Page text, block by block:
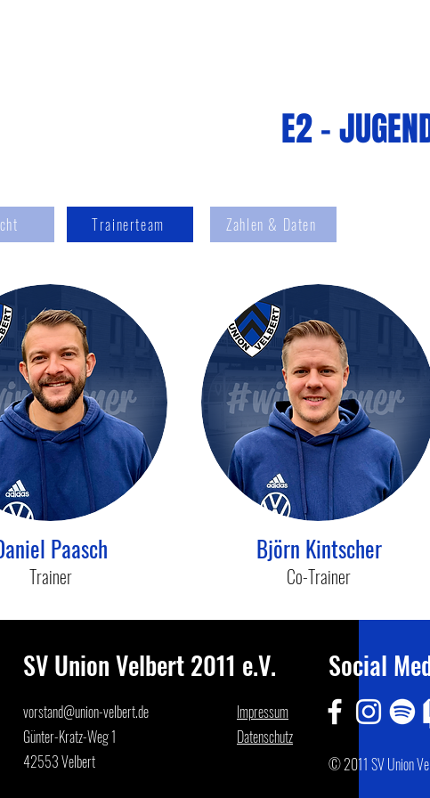
E2 -
Trainerteam Zahlen & Daten
Paasch
Trainer
Björn Kintscher
Co-Trainer
SV Union Velbert 2011 e.V.
vorstand@union-velbert.de
Günter-Kratz-Weg 1
42553 Velbert
Impressum
Datenschutz
Social
© 2011 SV Union